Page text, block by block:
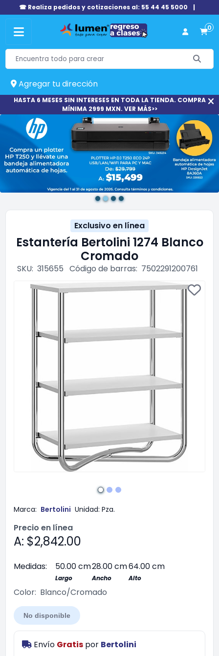
☎ Realiza pedidos y cotizaciones al: 55 44 45 5000 |
0
Agregar tu dirección
HASTA 6 MESES SIN INTERESES EN TODA LA TIENDA. COMPRA
MÍNIMA 2999 MXN. VER MÁS>>
Exclusivo en línea
Estantería Bertolini 1274 Blanco
Cromado
SKU: 315655 Código de barras: 7502291200761
Marca: Bertolini Unidad: Pza.
Precio en línea
A: $2,842.00
Medidas: 50.00 cm28.00 cm64.00 cm
Largo Ancho Alto
Color: Blanco/Cromado
No disponible
Envío Gratis por Bertolini